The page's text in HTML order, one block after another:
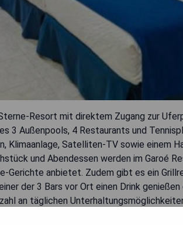
Resort mit direktem Zugang zur
3 Außenpools, 4 Restaurants und
Klimaanlage, Satelliten-TV sowie einem
und Abendessen werden im Garoé
anbietet. Zudem gibt es ein
der 3 Bars vor Ort einen Drink
an täglichen
von Playa de las Américas.